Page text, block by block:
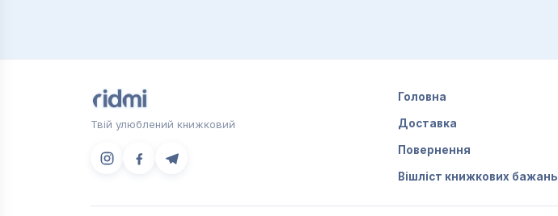
Твій улюблений книжковий
Головна
Доставка
Повернення
Вішліст книжкових бажань